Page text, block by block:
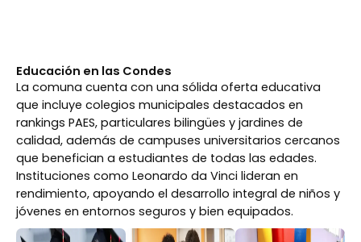
Educación en las Condes
La comuna cuenta con una sólida oferta educativa
que incluye colegios municipales destacados en
rankings PAES, particulares bilingües y jardines de
calidad, además de campuses universitarios cercanos
que benefician a estudiantes de todas las edades.
Instituciones como Leonardo da Vinci lideran en
rendimiento, apoyando el desarrollo integral de niños y
jóvenes en entornos seguros y bien equipados.